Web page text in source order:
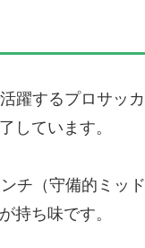
躍するプロサッ
しています。
チ（守備的ミッ
持ち味です。